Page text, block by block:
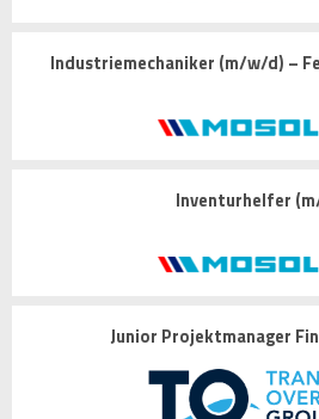
Industriemechaniker (m/w/d) –
Inventurhelfer
Junior Projektmanager